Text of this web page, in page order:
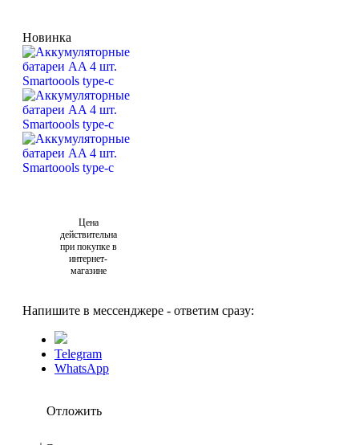
Новинка
Цена
действительна
при покупке в
интернет-
магазине
Напишите в мессенджере - ответим сразу:
Telegram
WhatsApp
Отложить